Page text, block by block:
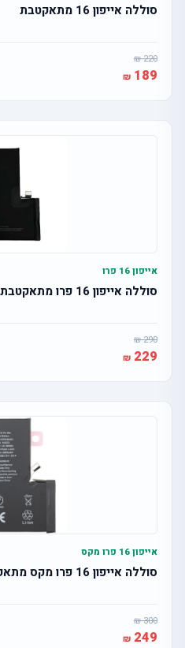
סוללה אייפון 16 מתאקטבת
220
189
אייפון 16 פרו
סוללה אייפון 16 פרו מתאקטבת
290
229
אייפון 16 פרו מקס
סוללה אייפון 16 פרו מקס מתאקטבת
300
249